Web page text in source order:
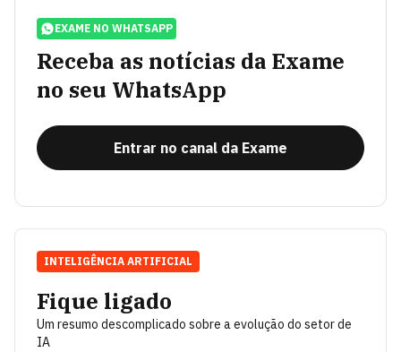
EXAME NO WHATSAPP
Receba as notícias da Exame
no seu WhatsApp
Entrar no canal da Exame
Fique ligado
Um resumo descomplicado sobre a evolução do setor de
IA
INTELIGÊNCIA ARTIFICIAL